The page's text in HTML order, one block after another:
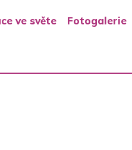
ve světe Fotogalerie